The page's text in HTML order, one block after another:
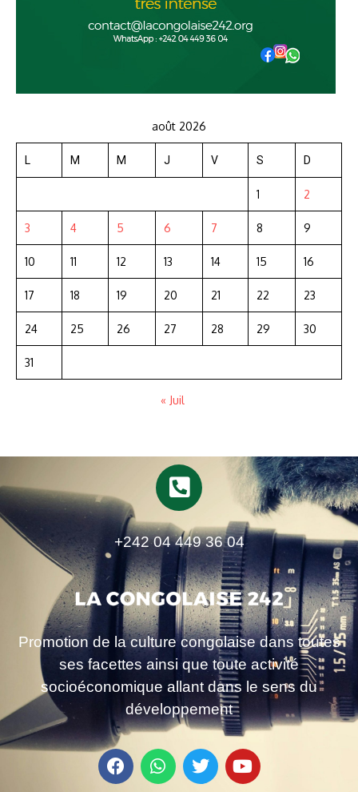
août 2026
L M M J V S D
1 2
3 4 5 6 7 8 9
10 11 12 13 14 15 16
17 18 19 20 21 22 23
24 25 26 27 28 29 30
31
« Juil
+242 04 449 36 04
Promotion de la culture congolaise dans toutes
ses facettes ainsi que toute activité
socioéconomique allant dans le sens du
développement